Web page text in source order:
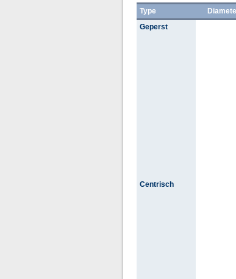
Type
Geperst
Centrisch